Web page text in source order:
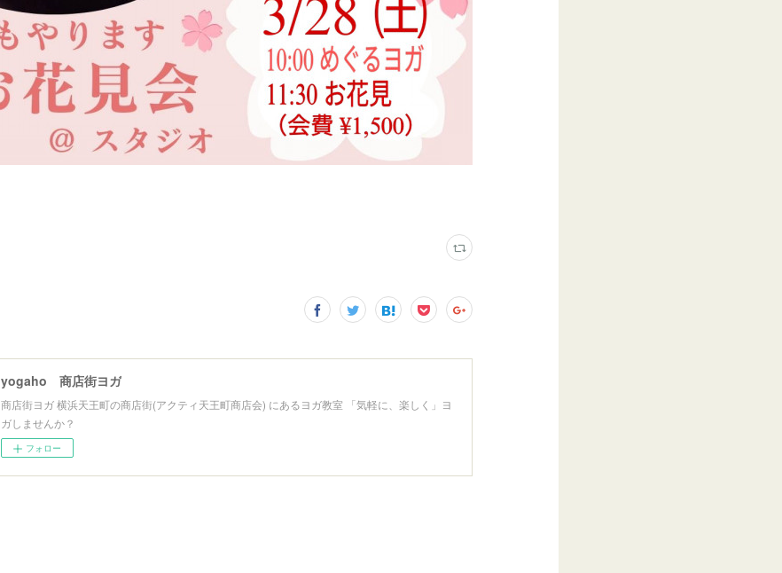
yogaho 商店街ヨガ
商店街ヨガ 横浜天王町の商店街(アクティ天王町商店会) にあるヨガ教室 「気軽に、楽しく」ヨ
ガしませんか？
フォロー